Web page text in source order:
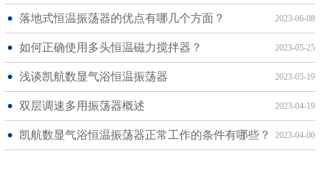
落地式恒温振荡器的优点有哪几个方面？ 2023-06-08
如何正确使用多头恒温磁力搅拌器？ 2023-05-25
浅谈凯航数显气浴恒温振荡器 2023-05-19
双层调速多用振荡器概述 2023-04-19
凯航数显气浴恒温振荡器正常工作的条件有哪些？ 2023-04-06